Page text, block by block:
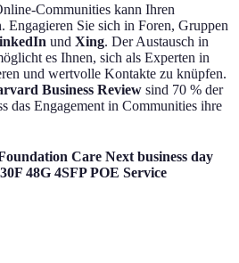
Communities kann Ihren
Sie sich in Foren, Gruppen
und Xing. Der Austausch in
es Ihnen, sich als Experten in
und wertvolle Kontakte zu knüpfen.
Business Review sind 70 % der
das Engagement in Communities ihre
Care Next business day
48G 4SFP POE Service